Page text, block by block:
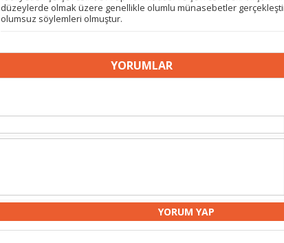
düzeylerde olmak üzere genellikle olumlu münasebetler
olumsuz söylemleri olmuştur.
YORUMLAR